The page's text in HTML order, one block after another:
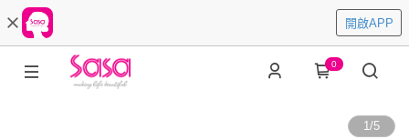
開啟APP
0
1/5